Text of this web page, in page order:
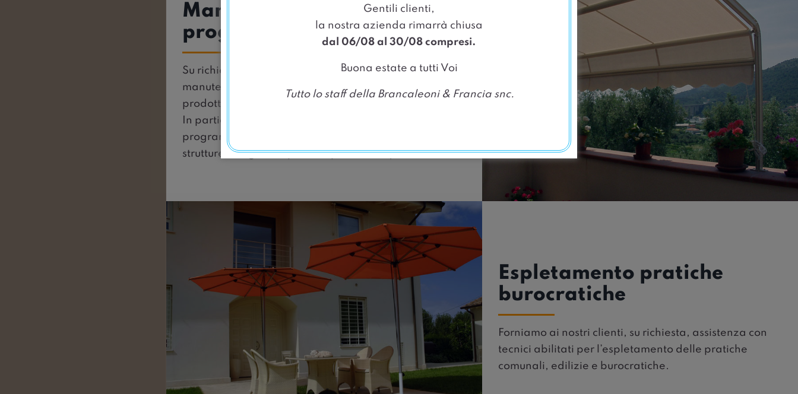
Manutenzione
programmata
Su richiesta del cliente possiamo fornire ogni tipo di
manutenzione volta a preservare l’integrità dei nostri
prodotti nel tempo.
In particolar modo offriamo la possibilità di
programmare gli interventi da eseguire sulle nostre
strutture in legno da parte di personale qualificato.
Espletamento pratiche
burocratiche
Forniamo ai nostri clienti, su richiesta, assistenza con
tecnici abilitati per l’espletamento delle pratiche
comunali, edilizie e burocratiche.
Gentili clienti,
la nostra azienda rimarrà chiusa
dal 06/08 al 30/08 compresi.
Buona estate a tutti Voi
Tutto lo staff della Brancaleoni & Francia snc.